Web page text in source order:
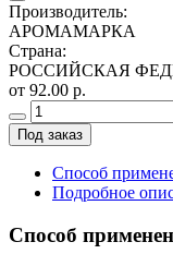
Производитель:
АРОМАМАРКА
Страна:
РОССИЙСКАЯ
от 92.00 р.
Под заказ
Способ
Подробное
Способ